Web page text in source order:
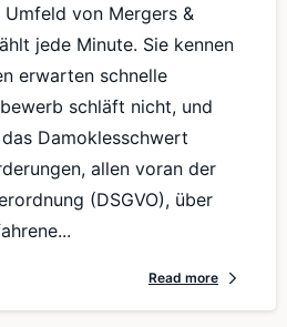
von Mergers &
jede Minute. Sie kennen
erwarten schnelle
schläft nicht, und
Damoklesschwert
allen voran der
(DSGVO), über
Read more